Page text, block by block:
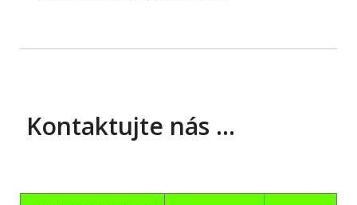
Kontaktujte nás …